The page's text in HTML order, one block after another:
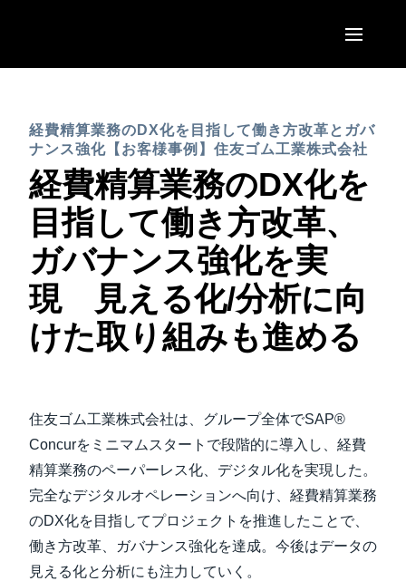
United States (English)
Canada (English)
Canada (Français)
México (Español)
Brasil (Português)
EUROPE
United Kingdom (English)
France (Français)
Deutschland (Deutsch)
Italia (Italiano)
Nederlands (English)
Finland (English)
Belgium (English)
España (Español)
Norway (English)
ASIA PACIFIC
Australia (English)
India (English)
日本（日本語)
Singapore (English)
経費精算業務のDX化を目指して働き方改革とガバ
ナンス強化【お客様事例】住友ゴム工業株式会社
経費精算業務のDX化を
目指して働き方改革、
ガバナンス強化を実
現 見える化/分析に向
けた取り組みも進める
住友ゴム工業株式会社は、グループ全体でSAP®
Concurをミニマムスタートで段階的に導入し、経費
精算業務のペーパーレス化、デジタル化を実現した。
完全なデジタルオペレーションへ向け、経費精算業務
のDX化を目指してプロジェクトを推進したことで、
働き方改革、ガバナンス強化を達成。今後はデータの
見える化と分析にも注力していく。